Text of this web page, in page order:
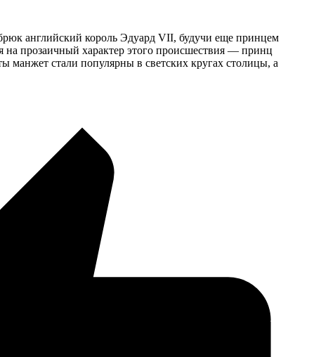
английский король Эдуард VII, будучи еще принцем
на прозаичный характер этого происшествия — принц
манжет стали популярны в светских кругах столицы, а